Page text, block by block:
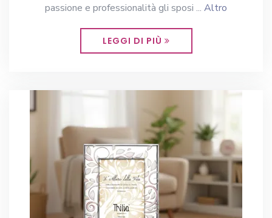
passione e professionalità gli sposi ... Altro
LEGGI DI PIÙ